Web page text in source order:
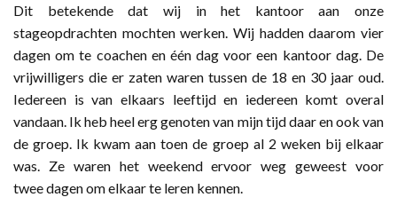
Dit betekende dat wij in het kantoor aan onze
stageopdrachten mochten werken. Wij hadden daarom vier
dagen om te coachen en één dag voor een kantoor dag. De
vrijwilligers die er zaten waren tussen de 18 en 30 jaar oud.
Iedereen is van elkaars leeftijd en iedereen komt overal
vandaan. Ik heb heel erg genoten van mijn tijd daar en ook van
de groep. Ik kwam aan toen de groep al 2 weken bij elkaar
was. Ze waren het weekend ervoor weg geweest voor
twee dagen om elkaar te leren kennen.